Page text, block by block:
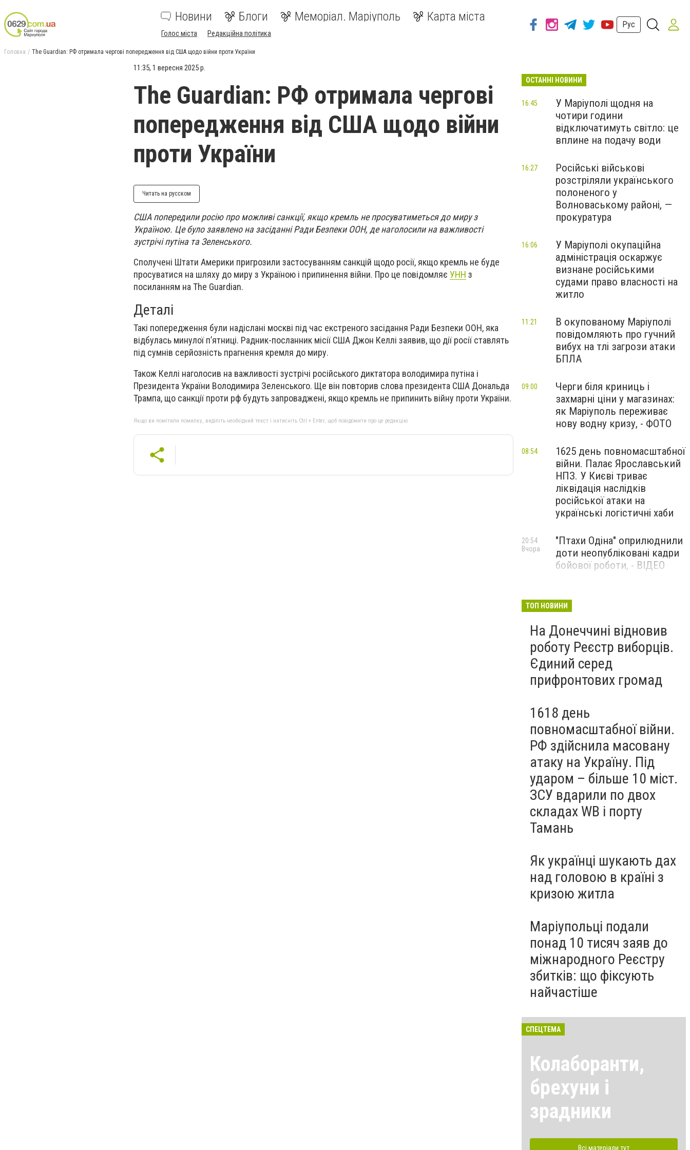
Новини Блоги Меморіал. Маріуполь Карта міста
Голос міста Редакційна політика
Рус
Головна The Guardian: РФ отримала чергові попередження від США щодо війни проти України
11:35, 1 вересня 2025 р.
The Guardian: РФ отримала чергові
попередження від США щодо війни
проти України
Читать на русском
США попередили росію про можливі санкції, якщо кремль не просуватиметься до миру з
Україною. Це було заявлено на засіданні Ради Безпеки ООН, де наголосили на важливості
зустрічі путіна та Зеленського.
Сполучені Штати Америки пригрозили застосуванням санкцій щодо росії, якщо кремль не буде
просуватися на шляху до миру з Україною і припинення війни. Про це повідомляє УНН з
посиланням на The Guardian.
Деталі
Такі попередження були надіслані москві під час екстреного засідання Ради Безпеки ООН, яка
відбулась минулої п’ятниці. Радник-посланник місії США Джон Келлі заявив, що дії росії ставлять
під сумнів серйозність прагнення кремля до миру.
Також Келлі наголосив на важливості зустрічі російського диктатора володимира путіна і
Президента України Володимира Зеленського. Ще він повторив слова президента США Дональда
Трампа, що санкції проти рф будуть запроваджені, якщо кремль не припинить війну проти України.
Якщо ви помітили помилку, виділіть необхідний текст і натисніть Ctrl + Enter, щоб повідомити про це редакцію
ОСТАННІ НОВИНИ
У Маріуполі щодня на
чотири години
відключатимуть світло: це
вплине на подачу води
16:45
Російські військові
розстріляли українського
полоненого у
Волноваському районі, —
прокуратура
16:27
У Маріуполі окупаційна
адміністрація оскаржує
визнане російськими
судами право власності на
житло
16:06
В окупованому Маріуполі
повідомляють про гучний
вибух на тлі загрози атаки
БПЛА
11:21
Черги біля криниць і
захмарні ціни у магазинах:
як Маріуполь переживає
нову водну кризу, - ФОТО
09:00
1625 день повномасштабної
війни. Палає Ярославський
НПЗ. У Києві триває
ліквідація наслідків
російської атаки на
українські логістичні хаби
08:54
"Птахи Одіна" оприлюднили
доти неопубліковані кадри
бойової роботи, - ВІДЕО
20:54
Вчора
Бєдняков зіграє тата
новому українському
фільмі, - ФОТО
Вчора
ТОП НОВИНИ
На Донеччині відновив
роботу Реєстр виборців.
Єдиний серед
прифронтових громад
1618 день
повномасштабної війни.
РФ здійснила масовану
атаку на Україну. Під
ударом – більше 10 міст.
ЗСУ вдарили по двох
складах WB і порту
Тамань
Як українці шукають дах
над головою в країні з
кризою житла
Маріупольці подали
понад 10 тисяч заяв до
міжнародного Реєстру
збитків: що фіксують
найчастіше
СПЕЦТЕМА
Колаборанти,
брехуни і
зрадники
Всі матеріали тут